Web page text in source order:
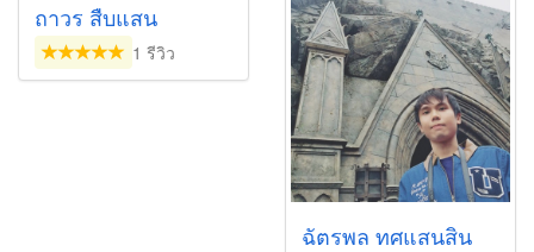
ถาวร สืบแสน
1 รีวิว
ฉัตรพล ทศแสนสิน